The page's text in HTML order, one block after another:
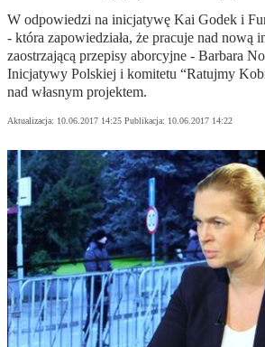
W odpowiedzi na inicjatywę Kai Godek i
- która zapowiedziała, że pracuje nad nową
zaostrzającą przepisy aborcyjne - Barbara
Inicjatywy Polskiej i komitetu “Ratujmy
nad własnym projektem.
Aktualizacja: 10.06.2017 14:25 Publikacja: 10.06.2017 14:22